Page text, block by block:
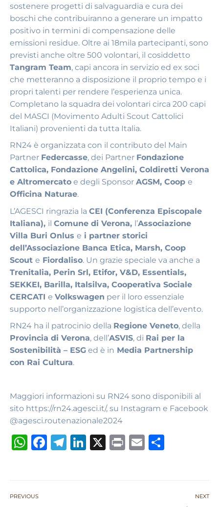
sostenere progetti di salvaguardia e cura dei
boschi che contribuiranno a generare un impatto
positivo in termini di compensazione delle
emissioni residue. Oltre ai 18mila partecipanti, sono
previsti anche oltre 500 volontari, il cosiddetto
Tangram Team, capi ancora in servizio ed ex soci
che metteranno a disposizione il proprio tempo e i
propri talenti per rendere l’esperienza unica.
Completano la squadra dei volontari circa 200 capi
del MASCI (Movimento Adulti Scout Cattolici
Italiani) provenienti da tutta Italia.
RN24 è organizzata con il contributo del Main
Partner Federcasse, dei Partner Fondazione
Cattolica, Fondazione Angelini, Coldiretti Verona
e Altromercato e degli Sponsor AGSM, Coop e
Officina Naturae.
L’AGESCI ringrazia la CEI (Conferenza Episcopale
Italiana), il Comune di Verona, l’Associazione
Villa Buri Onlus e i partner storici
dell’Associazione Banca Etica, Marsh, Coop
Scout e Fiordaliso. Un grazie speciale va anche a
Trenitalia, Perin Srl, Etifor, V&D, Essentials,
SEKKEI, Barilla, Italsilva, Cooperativa Sociale
CERCATI e Volkswagen per il loro essenziale
supporto nell’organizzazione logistica dell’evento.
RN24 ha il patrocinio della Regione Veneto, della
Provincia di Verona, dell’ASVIS, di Rai per la
Sostenibilità – ESG ed è in Media Partnership
con Rai Cultura.
Maggiori informazioni su RN24 sono disponibili al
sito https://rn24.agesci.it/, su Instagram e Facebook
@agesci.routenazionale2024
W
s
F
T
Li X
P
E
PREVIOUS NEXT